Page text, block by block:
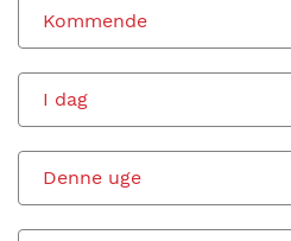
Kommende
I dag
Denne uge